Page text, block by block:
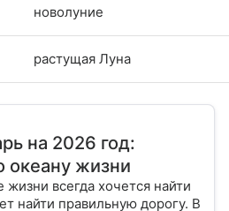
новолуние
растущая Луна
на 2026 год:
океану жизни
всегда хочется найти
найти правильную дорогу. В